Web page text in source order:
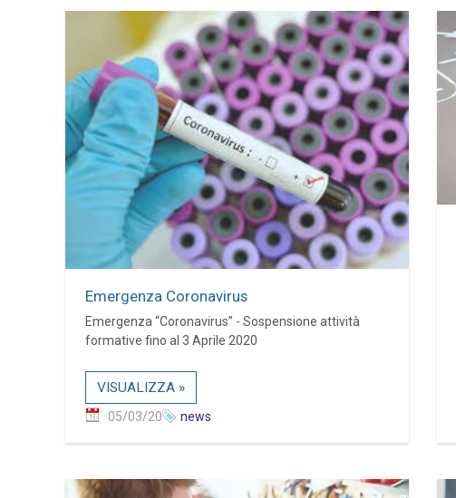
Emergenza Coronavirus
Emergenza “Coronavirus” - Sospensione attività
formative fino al 3 Aprile 2020
VISUALIZZA »
05/03/20 news